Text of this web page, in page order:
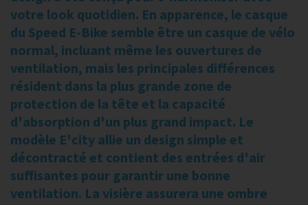
votre look quotidien. En apparence, le casque
du Speed E-Bike semble être un casque de vélo
normal, incluant même les ouvertures de
ventilation, mais les principales différences
résident dans la plus grande zone de
protection de la tête et la capacité
d'absorption d'un plus grand impact. Le
modèle E'city allie un design simple et
décontracté et contient des entrées d'air
suffisantes pour garantir une bonne
ventilation. La visière assurera une ombre